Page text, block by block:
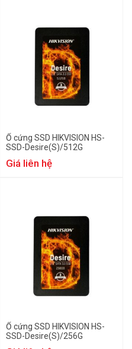
Ổ cứng SSD HIKVISION HS-
SSD-Desire(S)/512G
Giá liên hệ
Ổ cứng SSD HIKVISION HS-
SSD-Desire(S)/256G